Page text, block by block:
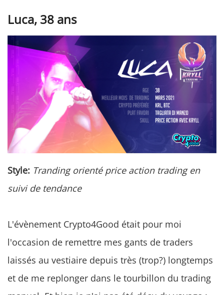
Luca, 38 ans
Style: Tranding orienté price action trading en
suivi de tendance
L'évènement Crypto4Good était pour moi
l'occasion de remettre mes gants de traders
laissés au vestiaire depuis très (trop?) longtemps
et de me replonger dans le tourbillon du trading